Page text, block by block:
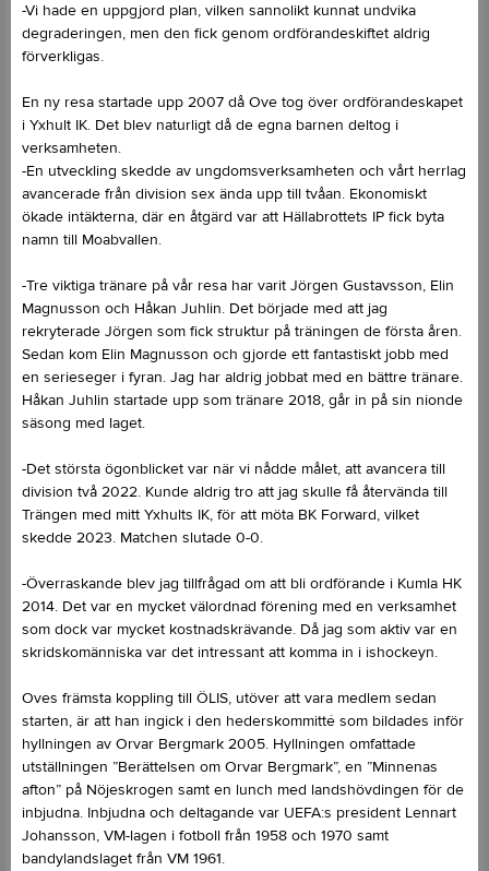
-Vi hade en uppgjord plan, vilken sannolikt kunnat undvika
degraderingen, men den fick genom ordförandeskiftet aldrig
förverkligas.
En ny resa startade upp 2007 då Ove tog över ordförandeskapet
i Yxhult IK. Det blev naturligt då de egna barnen deltog i
verksamheten.
-En utveckling skedde av ungdomsverksamheten och vårt herrlag
avancerade från division sex ända upp till tvåan. Ekonomiskt
ökade intäkterna, där en åtgärd var att Hällabrottets IP fick byta
namn till Moabvallen.
-Tre viktiga tränare på vår resa har varit Jörgen Gustavsson, Elin
Magnusson och Håkan Juhlin. Det började med att jag
rekryterade Jörgen som fick struktur på träningen de första åren.
Sedan kom Elin Magnusson och gjorde ett fantastiskt jobb med
en serieseger i fyran. Jag har aldrig jobbat med en bättre tränare.
Håkan Juhlin startade upp som tränare 2018, går in på sin nionde
säsong med laget.
-Det största ögonblicket var när vi nådde målet, att avancera till
division två 2022. Kunde aldrig tro att jag skulle få återvända till
Trängen med mitt Yxhults IK, för att möta BK Forward, vilket
skedde 2023. Matchen slutade 0-0.
-Överraskande blev jag tillfrågad om att bli ordförande i Kumla HK
2014. Det var en mycket välordnad förening med en verksamhet
som dock var mycket kostnadskrävande. Då jag som aktiv var en
skridskomänniska var det intressant att komma in i ishockeyn.
Oves främsta koppling till ÖLIS, utöver att vara medlem sedan
starten, är att han ingick i den hederskommitté som bildades inför
hyllningen av Orvar Bergmark 2005. Hyllningen omfattade
utställningen ”Berättelsen om Orvar Bergmark”, en ”Minnenas
afton” på Nöjeskrogen samt en lunch med landshövdingen för de
inbjudna. Inbjudna och deltagande var UEFA:s president Lennart
Johansson, VM-lagen i fotboll från 1958 och 1970 samt
bandylandslaget från VM 1961.